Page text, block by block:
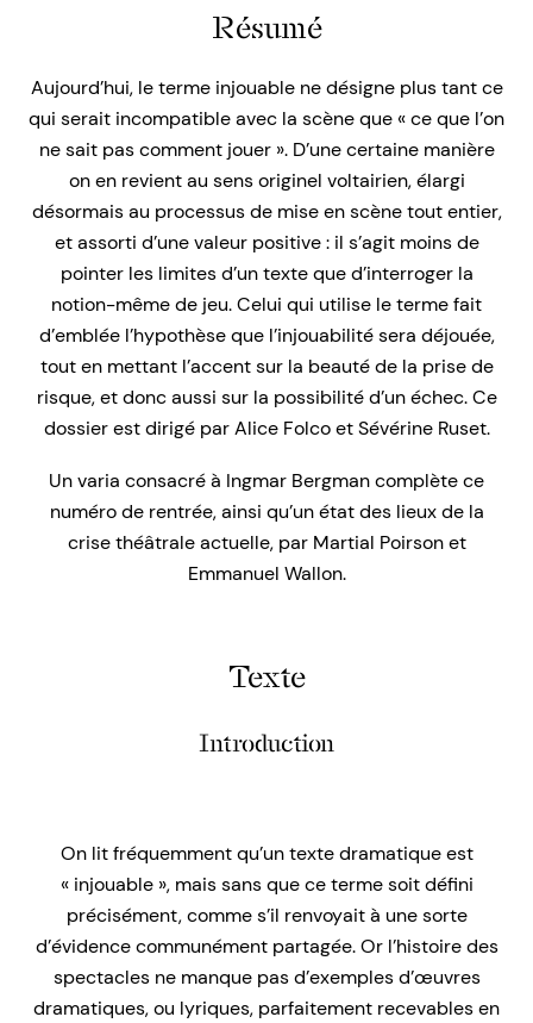
Résumé
Aujourd’hui, le terme injouable ne désigne plus tant ce
qui serait incompatible avec la scène que « ce que l’on
ne sait pas comment jouer ». D’une certaine manière
on en revient au sens originel voltairien, élargi
désormais au processus de mise en scène tout entier,
et assorti d’une valeur positive : il s’agit moins de
pointer les limites d’un texte que d’interroger la
notion-même de jeu. Celui qui utilise le terme fait
d’emblée l’hypothèse que l’injouabilité sera déjouée,
tout en mettant l’accent sur la beauté de la prise de
risque, et donc aussi sur la possibilité d’un échec. Ce
dossier est dirigé par Alice Folco et Sévérine Ruset.
Un varia consacré à Ingmar Bergman complète ce
numéro de rentrée, ainsi qu’un état des lieux de la
crise théâtrale actuelle, par Martial Poirson et
Emmanuel Wallon.
Texte
Introduction
On lit fréquemment qu’un texte dramatique est
« injouable », mais sans que ce terme soit défini
précisément, comme s’il renvoyait à une sorte
d’évidence communément partagée. Or l’histoire des
spectacles ne manque pas d’exemples d’œuvres
dramatiques, ou lyriques, parfaitement recevables en